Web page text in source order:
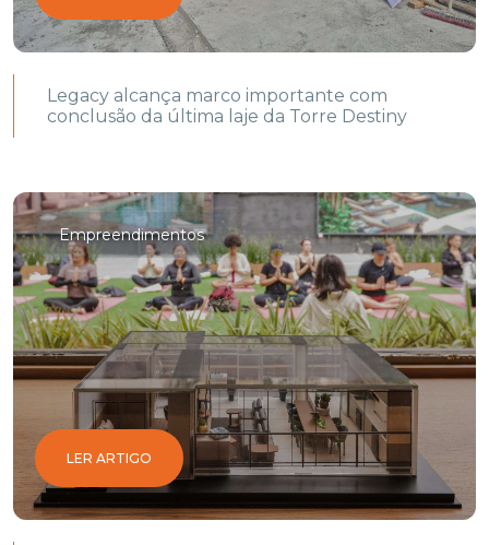
Legacy alcança marco importante com
conclusão da última laje da Torre Destiny
Empreendimentos
LER ARTIGO